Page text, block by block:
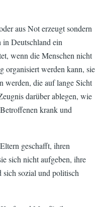
aus Not erzeugt sondern
Deutschland ein
wenn die Menschen nicht
organisiert werden kann, sie
werden, die auf lange Sicht
darüber ablegen, wie
krank und
geschafft, ihren
sich nicht aufgeben, ihre
sich sozial und politisch